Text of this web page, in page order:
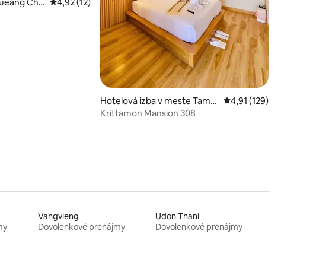
počet hodnotení: 82
Chia Priemerné ohodnotenie 4,92 z 5, počet hodnotení: 12
4,92 (12)
Hotelová izba v meste Tamb
on Rop Wiang
Priemerné
4,91 (129)
Krittamon Mansion 308
Vangvieng
Dovolenkové prenájmy
Udon Thani
Dovolenkové prenájmy